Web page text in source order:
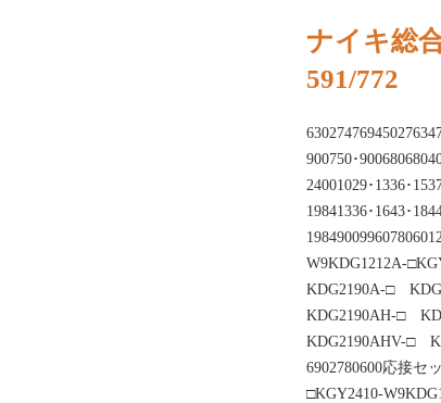
ナイキ総
591/772
900750･
24001029･1336･
19841336･1643･
W9KDG1212A-
KDG2190A-□
KDG2190AH-□
KDG2190AHV-□
6902780600応接セ
□KGY2410-